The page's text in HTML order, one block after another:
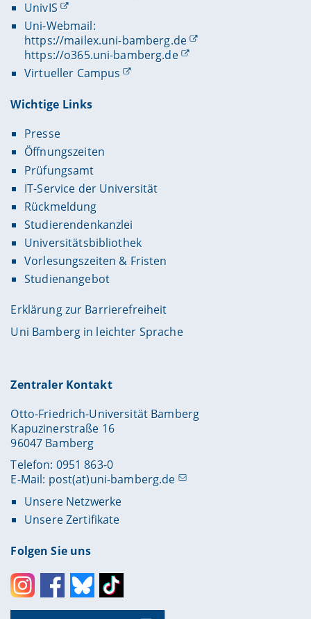
UnivIS
Uni-Webmail:
https://mailex.uni-bamberg.de
https://o365.uni-bamberg.de
Virtueller Campus
Wichtige Links
Presse
Öffnungszeiten
Prüfungsamt
IT-Service der Universität
Rückmeldung
Studierendenkanzlei
Universitätsbibliothek
Vorlesungszeiten & Fristen
Studienangebot
Erklärung zur Barrierefreiheit
Uni Bamberg in leichter Sprache
Zentraler Kontakt
Otto-Friedrich-Universität Bamberg
Kapuzinerstraße 16
96047 Bamberg
Telefon: 0951 863-0
E-Mail: post(at)uni-bamberg.de
Unsere Netzwerke
Unsere Zertifikate
Folgen Sie uns
InstagramFacebookBlueskyToktok